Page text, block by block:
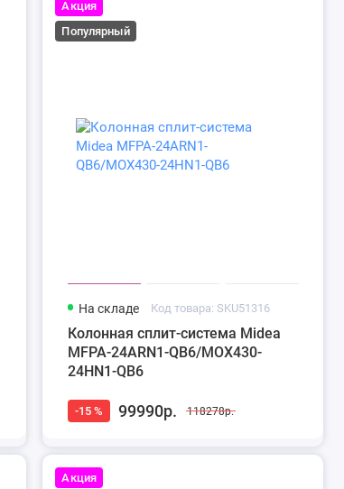
Акция
Популярный
На складе Код товара: SKU51316
Колонная сплит-система Midea
MFPA-24ARN1-QB6/MOX430-
24HN1-QB6
-15 % 99990р. 118278р.
Акция